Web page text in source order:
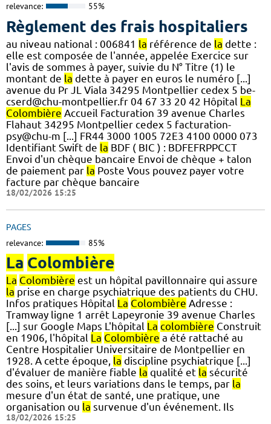
relevance: 55%
Règlement des frais hospitaliers
au niveau national : 006841 la référence de la dette :
elle est composée de l'année, appelée Exercice sur
l'avis de sommes à payer, suivie du N° Titre (1) le
montant de la dette à payer en euros le numéro [...]
avenue du Pr JL Viala 34295 Montpellier cedex 5 be-
cserd@chu-montpellier.fr 04 67 33 20 42 Hôpital La
Colombière Accueil Facturation 39 avenue Charles
Flahaut 34295 Montpellier cedex 5 facturation-
psy@chu-m [...] FR44 3000 1005 72E3 4100 0000 073
Identifiant Swift de la BDF ( BIC ) : BDFEFRPPCCT
Envoi d'un chèque bancaire Envoi de chèque + talon
de paiement par la Poste Vous pouvez payer votre
facture par chèque bancaire
18/02/2026 15:25
PAGES
relevance: 85%
La Colombière
La Colombière est un hôpital pavillonnaire qui assure
la prise en charge psychiatrique des patients du CHU.
Infos pratiques Hôpital La Colombière Adresse :
Tramway ligne 1 arrêt Lapeyronie 39 avenue Charles
[...] sur Google Maps L'hôpital La colombière Construit
en 1906, l'hôpital La Colombière a été rattaché au
Centre Hospitalier Universitaire de Montpellier en
1928. A cette époque, la discipline psychiatrique [...]
d'évaluer de manière fiable la qualité et la sécurité
des soins, et leurs variations dans le temps, par la
mesure d'un état de santé, une pratique, une
organisation ou la survenue d'un événement. Ils
18/02/2026 15:25